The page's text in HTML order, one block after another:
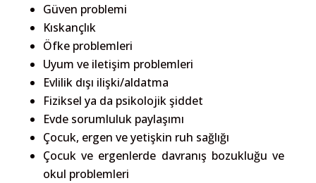
Güven problemi
Kıskançlık
Öfke problemleri
Uyum ve iletişim problemleri
Evlilik dışı ilişki/aldatma
Fiziksel ya da psikolojik şiddet
Evde sorumluluk paylaşımı
Çocuk, ergen ve yetişkin ruh sağlığı
Çocuk ve ergenlerde davranış bozukluğu ve
okul problemleri